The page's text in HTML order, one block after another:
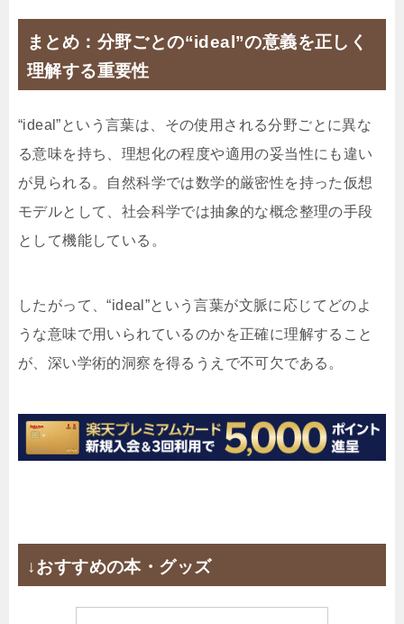
まとめ：分野ごとの“ideal”の意義を正しく
理解する重要性
“ideal”という言葉は、その使用される分野ごとに異な
る意味を持ち、理想化の程度や適用の妥当性にも違い
が見られる。自然科学では数学的厳密性を持った仮想
モデルとして、社会科学では抽象的な概念整理の手段
として機能している。
したがって、“ideal”という言葉が文脈に応じてどのよ
うな意味で用いられているのかを正確に理解すること
が、深い学術的洞察を得るうえで不可欠である。
↓おすすめの本・グッズ